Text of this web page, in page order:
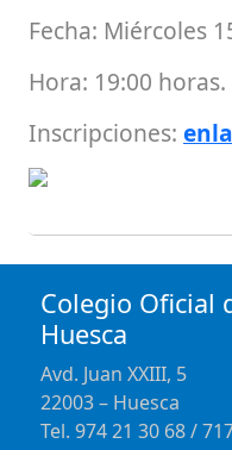
Fecha: Miércoles
Hora: 19:00 horas.
Inscripciones:
Colegio Oficial
Huesca
Avd. Juan XXIII, 5
22003 – Huesca
Tel. 974 21 30 68 /